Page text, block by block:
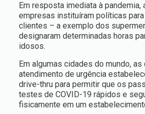
Em resposta imediata à pandemia,
empresas instituíram políticas
clientes – a exemplo dos
designaram determinadas horas
idosos.
Em algumas cidades do mundo, as
atendimento de urgência
drive-thru para permitir que os
testes de COVID-19 rápidos e
fisicamente em um